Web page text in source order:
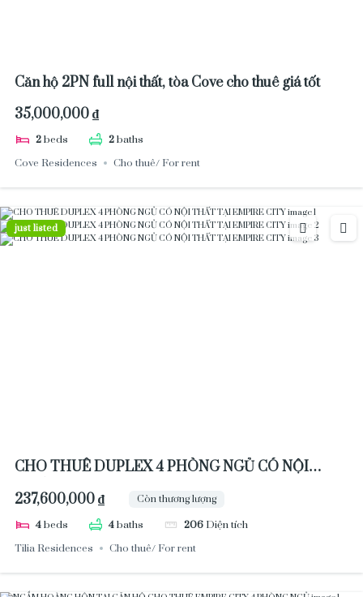
Căn hộ 2PN full nội thất, tòa Cove cho thuê giá tốt
35,000,000 ₫
2beds 2baths
Cove Residences
Cho thuê/ For rent
just listed
CHO THUÊ DUPLEX 4 PHÒNG NGỦ CÓ NỘI
THẤT TẠI EMPIRE CITY
237,600,000 ₫ Còn thương lượng
4beds 4baths 206 Diện tích
Tilia Residences
Cho thuê/ For rent